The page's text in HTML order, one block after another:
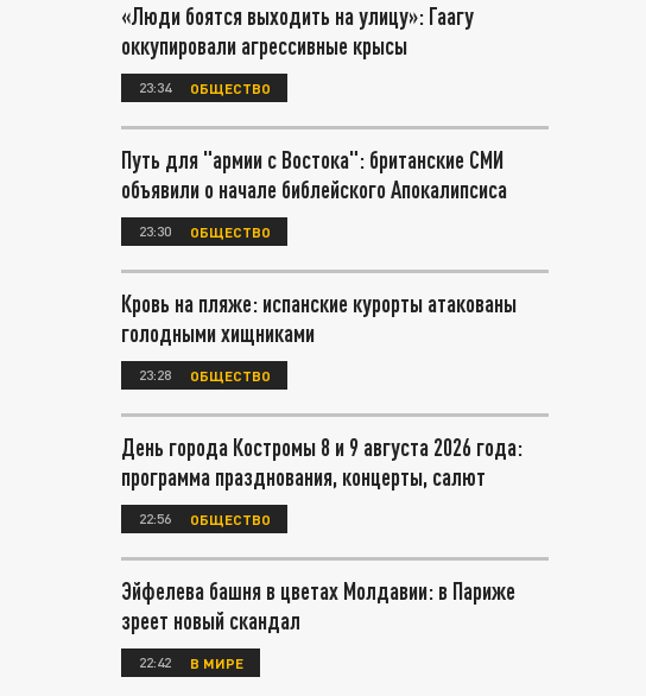
«Люди боятся выходить на улицу»: Гаагу
оккупировали агрессивные крысы
23:34 ОБЩЕСТВО
Путь для "армии с Востока": британские СМИ
объявили о начале библейского Апокалипсиса
23:30 ОБЩЕСТВО
Кровь на пляже: испанские курорты атакованы
голодными хищниками
23:28 ОБЩЕСТВО
День города Костромы 8 и 9 августа 2026 года:
программа празднования, концерты, салют
22:56 ОБЩЕСТВО
Эйфелева башня в цветах Молдавии: в Париже
зреет новый скандал
22:42 В МИРЕ